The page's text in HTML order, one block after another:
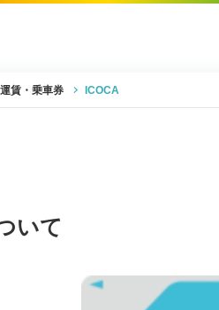
運賃・乗車券 ICOCA
いて